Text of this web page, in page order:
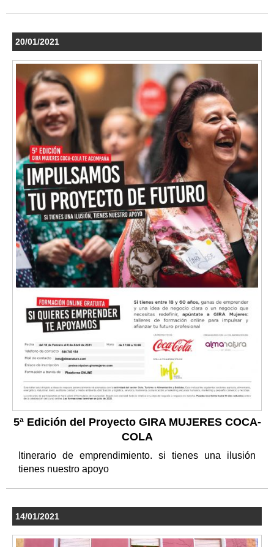
20/01/2021
5ª Edición del Proyecto GIRA MUJERES COCA-
COLA
Itinerario de emprendimiento. si tienes una ilusión
tienes nuestro apoyo
14/01/2021